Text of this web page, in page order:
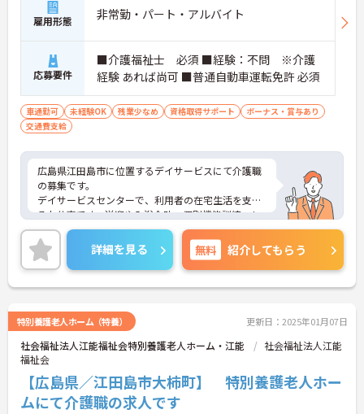
雇用形態 非常勤・パート・アルバイト
応募要件
■介護福祉士 必須 ■経験：不問 ※介護
経験 あれば尚可 ■普通自動車運転免許 必須
車通勤可 未経験OK 残業少なめ 資格取得サポート
ボーナス・賞与あり
交通費支給
広島県江田島市に位置するデイサービスにて介護職
の募集です。
デイサービスセンターで、利用者の在宅生活を支え
るお仕事です。送迎や入浴介助、個別機能訓練、レ
クリエーションのサポートなど、幅広い業務を担当
します。教育担当者がしっかり指導するので、未経
験の方も安心してスタートできます。
勤務は土日休みで、子育てや介護との両立を考えた
柔軟なシフト対応が可能。短時間勤務も歓迎です。
度もあり、キャリアアップを目指す方にもおすすめ
です。
ご興味のある方には、面接対策ポイントなどさらに
詳細をお話いたしますので、お気軽にご相談くださ
い。
詳細を見る 無料 紹介してもらう
特別養護老人ホーム（特養） 更新日：2025年01月07日
社会福祉法人江能福祉会特別養護老人ホーム・江能
社会福祉法人江能
福祉会
【広島県／江田島市大柿町】 特別養護老人ホー
ムにて介護職の求人です